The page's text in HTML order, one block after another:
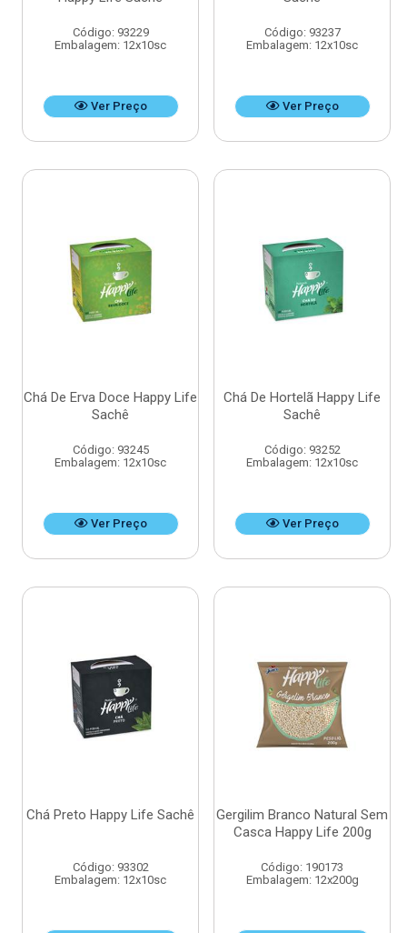
Código: 93229
Embalagem: 12x10sc
Ver Preço
Código: 93237
Embalagem: 12x10sc
Ver Preço
Chá De Erva Doce Happy Life
Sachê
Código: 93245
Embalagem: 12x10sc
Ver Preço
Chá De Hortelã Happy Life
Sachê
Código: 93252
Embalagem: 12x10sc
Ver Preço
Chá Preto Happy Life Sachê
Código: 93302
Embalagem: 12x10sc
Gergilim Branco Natural Sem
Casca Happy Life 200g
Código: 190173
Embalagem: 12x200g